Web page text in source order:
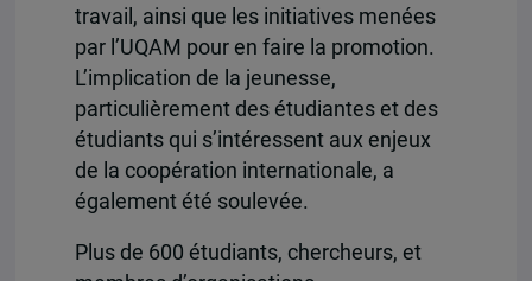
travail, ainsi que les initiatives menées
par l’UQAM pour en faire la promotion.
L’implication de la jeunesse,
particulièrement des étudiantes et des
étudiants qui s’intéressent aux enjeux
de la coopération internationale, a
également été soulevée.
Plus de 600 étudiants, chercheurs, et